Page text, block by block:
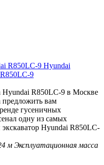
9
Hyundai R850LC-9 в Москве
предложить вам
гусеничных
одну из самых
Hyundai R850LC-
м Эксплуатационная масса